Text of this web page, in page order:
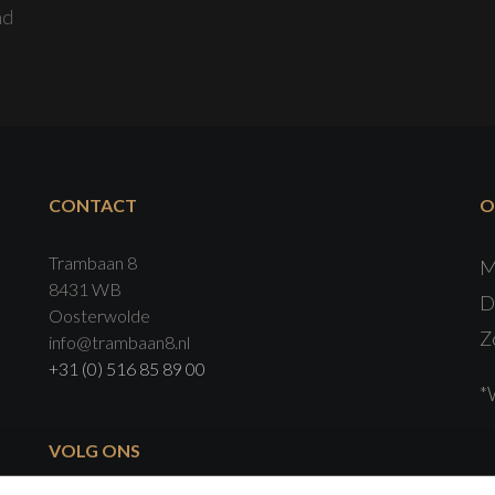
CONTACT
Trambaan 8
8431 WB
Oosterwolde
info@trambaan8.nl
+31 (0) 516 85 89 00
VOLG ONS